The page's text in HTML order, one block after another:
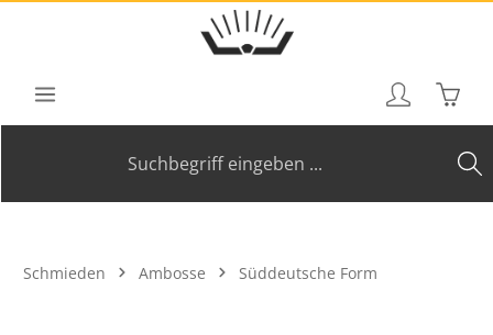
Zum Hauptinhalt springen
Schmieden Ambosse Süddeutsche Form